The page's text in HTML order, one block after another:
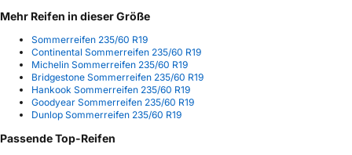
Mehr Reifen in dieser Größe
Sommerreifen 235/60 R19
Continental Sommerreifen 235/60 R19
Michelin Sommerreifen 235/60 R19
Bridgestone Sommerreifen 235/60 R19
Hankook Sommerreifen 235/60 R19
Goodyear Sommerreifen 235/60 R19
Dunlop Sommerreifen 235/60 R19
Passende Top-Reifen